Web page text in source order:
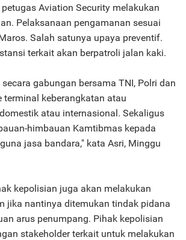
Aviation Security melakukan
Pelaksanaan pengamanan sesuai
Salah satunya upaya preventif.
terkait akan berpatroli jalan kaki.
gabungan bersama TNI, Polri dan
terminal keberangkatan atau
atau internasional. Sekaligus
himbauan Kamtibmas kepada
jasa bandara," kata Asri, Minggu
kepolisian juga akan melakukan
jika nantinya ditemukan tindak pidana
arus penumpang. Pihak kepolisian
stakeholder terkait untuk melakukan